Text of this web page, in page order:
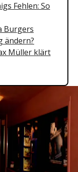
Fehlen: So
Burgers
ändern?
Müller klärt